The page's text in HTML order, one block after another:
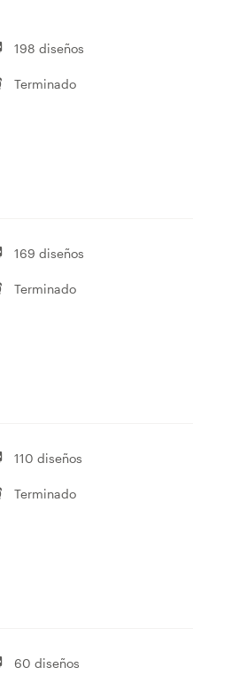
198 diseños
Terminado
169 diseños
Terminado
110 diseños
Terminado
60 diseños